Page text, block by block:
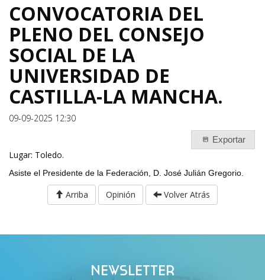
CONVOCATORIA DEL
PLENO DEL CONSEJO
SOCIAL DE LA
UNIVERSIDAD DE
CASTILLA-LA MANCHA.
09-09-2025 12:30
Exportar
Lugar: Toledo.
Asiste el Presidente de la Federación, D. José Julián Gregorio.
Arriba Opinión Volver Atrás
NEWSLETTER